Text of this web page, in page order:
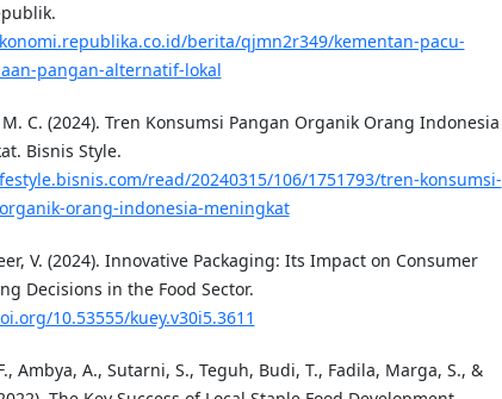
berita/qjmn2r349/kementan-pacu-
pangan-alternatif-lokal
C. (2024). Tren Konsumsi Pangan Organik Orang Indonesia
Bisnis Style.
read/20240315/106/1751793/tren-konsumsi-
orang-indonesia-meningkat
V. (2024). Innovative Packaging: Its Impact on Consumer
Decisions in the Food Sector.
10.53555/kuey.v30i5.3611
Ambya, A., Sutarni, S., Teguh, Budi, T., Fadila, Marga, S., &